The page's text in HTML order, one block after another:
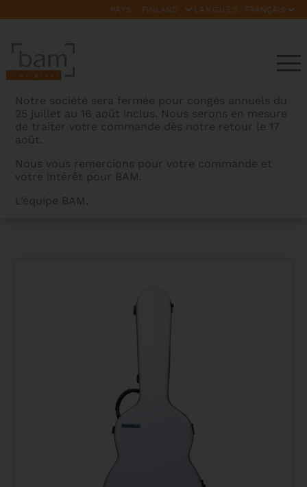
PAYS: LANGUES:
Notre société sera fermée pour congés annuels du
25 juillet au 16 août inclus. Nous serons en mesure
de traiter votre commande dès notre retour le 17
août.
Nous vous remercions pour votre commande et
votre intérêt pour BAM.
L’équipe BAM.
ABS CLASSIC